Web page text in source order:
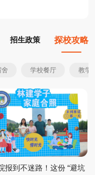
招生政策 探校攻略
学校餐厅 教学
报到不迷路！这份 “避坑